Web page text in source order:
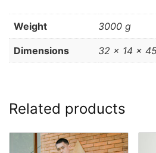
Weight 3000 g
Dimensions 32 × 14 ×
Related products